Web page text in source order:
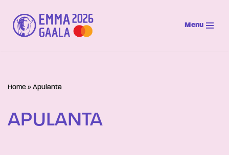
Siirry
suoraan
Menu
Home » Apulanta
APULANTA